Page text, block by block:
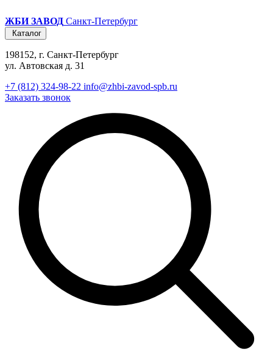
ЖБИ ЗАВОД Санкт-Петербург
Каталог
198152, г. Санкт-Петербург
ул. Автовская д. 31
+7 (812) 324-98-22 info@zhbi-zavod-spb.ru
Заказать звонок